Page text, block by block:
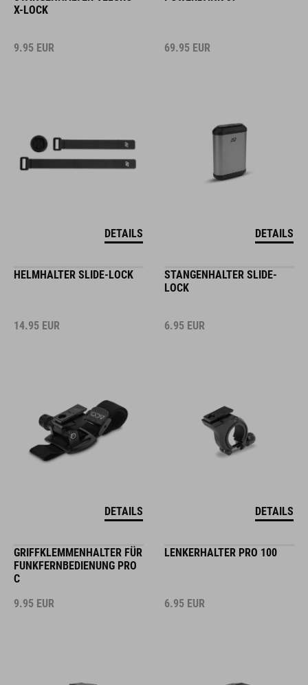
X-LOCK
9.95 EUR
DETAILS
69.95 EUR
DETAILS
HELMHALTER SLIDE-LOCK
14.95 EUR
DETAILS
STANGENHALTER SLIDE-
LOCK
6.95 EUR
DETAILS
GRIFFKLEMMENHALTER FÜR
FUNKFERNBEDIENUNG PRO
C
9.95 EUR
LENKERHALTER PRO 100
6.95 EUR